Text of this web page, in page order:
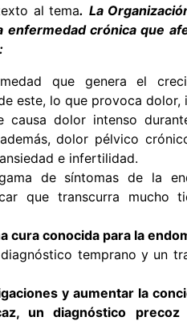
al tema. La
crónica que
que genera el
este, lo que provoca dolor,
causa dolor intenso
dolor pélvico
e infertilidad.
de síntomas de la
que transcurra mucho
cura conocida para la
temprano y un
y aumentar la
un diagnóstico